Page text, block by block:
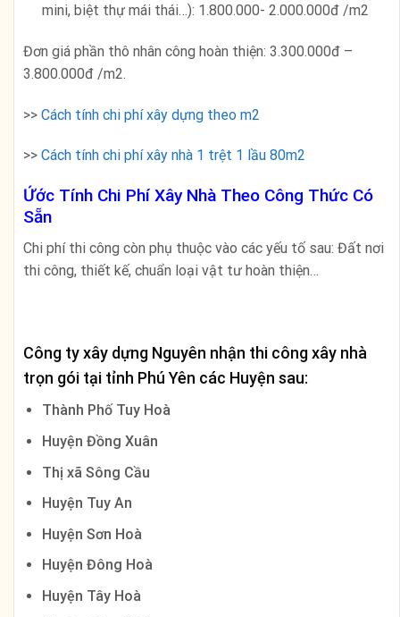
mini, biệt thự mái thái…): 1.800.000- 2.000.000đ /m2
Đơn giá phần thô nhân công hoàn thiện: 3.300.000đ –
3.800.000đ /m2.
>> Cách tính chi phí xây dựng theo m2
>> Cách tính chi phí xây nhà 1 trệt 1 lầu 80m2
Ứớc Tính Chi Phí Xây Nhà Theo Công Thức Có
Sẵn
Chi phí thi công còn phụ thuộc vào các yếu tố sau: Đất nơi
thi công, thiết kế, chuẩn loại vật tư hoàn thiện…
Công ty xây dựng Nguyên nhận thi công xây nhà
trọn gói tại tỉnh Phú Yên các Huyện sau:
Thành Phố Tuy Hoà
Huyện Đồng Xuân
Thị xã Sông Cầu
Huyện Tuy An
Huyện Sơn Hoà
Huyện Đông Hoà
Huyện Tây Hoà